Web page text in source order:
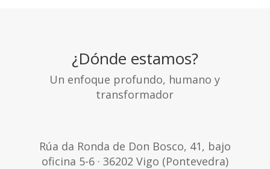
¿Dónde estamos?
Un enfoque profundo, humano y
transformador
Rúa da Ronda de Don Bosco, 41, bajo
oficina 5-6 · 36202 Vigo (Pontevedra)